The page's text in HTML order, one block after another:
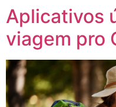
Aplicativos
viagem pro